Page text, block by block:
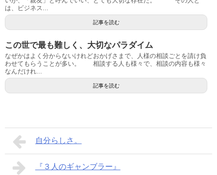
は、ビジネス...
記事を読む
この世で最も難しく、大切なパラダイム
なぜかはよく分からないけれどおかげさまで、人様の相談ごとを請け負
わせてもらうことが多い。 相談する人も様々で、相談の内容も様々
なんだけれ...
記事を読む
自分らしさ。
『３人のギャンブラー』